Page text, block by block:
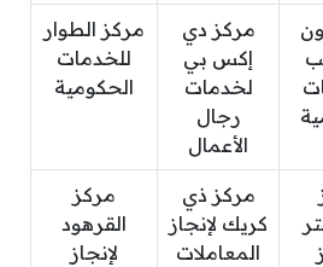
مركز دي
إكس بي
لخدمات
رجال
الأعمال
مركز الطوار
للخدمات
الحكومية
مركز ذي
كريك لإنجاز
المعاملات
مركز
القرهود
لإنجاز